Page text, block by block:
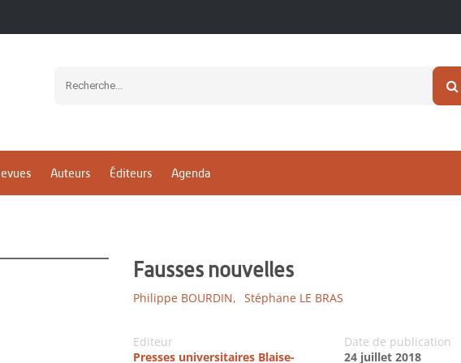
Auteurs Éditeurs Agenda
Fausses nouvelles
Philippe BOURDIN, Stéphane LE BRAS
Editeur
Presses universitaires Blaise-
Date de publication
24 juillet 2018